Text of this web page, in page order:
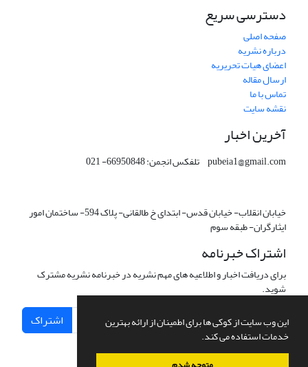
این وب سایت از کوکی ها برای اطمینان از ارائه بهترین
خدمات استفاده می کند.
دسترسی سریع
صفحه اصلی
درباره نشریه
اعضای هیات تحریریه
ارسال مقاله
تماس با ما
نقشه سایت
آخرین اخبار
pubeia1@gmail.com تلفکس انجمن: 66950848- 021
خیابان انقلاب- خیابان قدس- ابتدای خ طالقانی- پلاک 594- ساختمان امور
ایثارگران- طبقه سوم
اشتراک خبرنامه
برای دریافت اخبار و اطلاعیه های مهم نشریه در خبرنامه نشریه مشترک
شوید.
اشتراک